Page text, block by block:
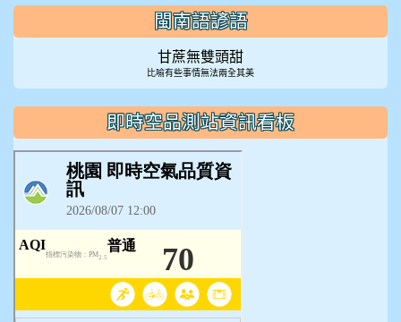
閩南語諺語
甘蔗無雙頭甜
比喻有些事情無法兩全其美
即時空品測站資訊看板